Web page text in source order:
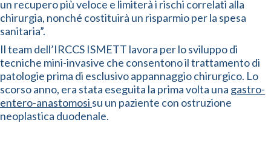
un recupero più veloce e limiterà i rischi correlati alla
chirurgia, nonché costituirà un risparmio per la spesa
sanitaria”.
Il team dell’IRCCS ISMETT lavora per lo sviluppo di
tecniche mini-invasive che consentono il trattamento di
patologie prima di esclusivo appannaggio chirurgico. Lo
scorso anno, era stata eseguita la prima volta una gastro-
entero-anastomosi su un paziente con ostruzione
neoplastica duodenale.